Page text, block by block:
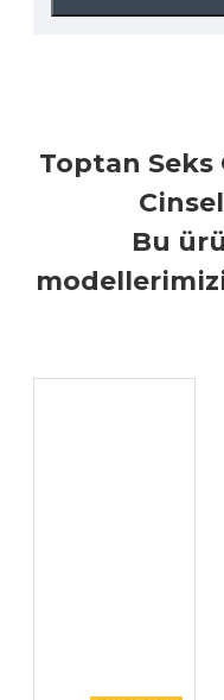
Toptan Seks
Bu